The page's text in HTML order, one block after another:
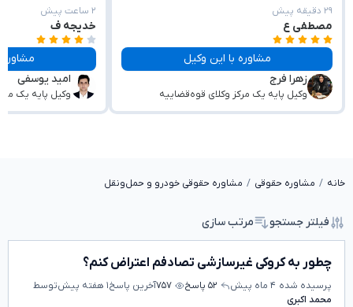
۲۹ دقیقه پیش
مصطفی ع
مشاوره با این وکیل
زهرا فرج
وکیل پایه یک مرکز وکلای قوه‌قضاییه
۲ ساعت پیش
خدیجه ف
مشاوره با این
امید یوسفی
وکیل پایه یک
خانه مشاوره حقوقی مشاوره حقوقی خودرو و حمل‌ونقل
فیلتر جستجو مرتب سازی
چطور به کروکی غیرسازشی تصادفم اعتراض کنم؟
پرسیده شده ۴ ماه پیش ۵۲ پاسخ ۷۵۷آخرین پاسخ۱ هفته پیش
توسط
محمد اکبری